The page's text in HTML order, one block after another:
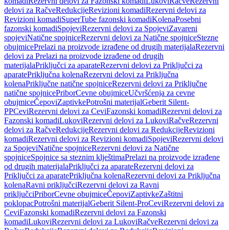
delovi za RačveRedukcijeRevizioni komadiRezervni delovi za
Revizioni komadiSuperTube fazonski komadiKolenaPosebni
fazonski komadiSpojeviRezervni delovi za SpojeviZavareni
spojeviNatične spojniceRezervni delovi za Natične spojniceStezne
obujmicePrelazi na proizvode izrađene od drugih materijalaRezervni
delovi za Prelazi na proizvode izrađene od drugih
materijalaPriključci za aparateRezervni delovi za Priključci za
aparatePriključna kolenaRezervni delovi za Priključna
kolenaPriključne natične spojniceRezervni delovi za Priključne
natične spojnicePriborCevne obujmiceUčvršćenja za cevne
obujmiceČepoviZaptivkePotrošni materijalGeberit Silent-
PPCeviRezervni delovi za CeviFazonski komadiRezervni delovi za
Fazonski komadiLukoviRezervni delovi za LukoviRačveRezervni
delovi za RačveRedukcijeRezervni delovi za RedukcijeRevizioni
komadiRezervni delovi za Revizioni komadiSpojeviRezervni delovi
za SpojeviNatične spojniceRezervni delovi za Natične
spojniceSpojnice sa steznim klještimaPrelazi na proizvode izrađene
od drugih materijalaPriključci za aparateRezervni delovi za
Priključci za aparatePriključna kolenaRezervni delovi za Priključna
kolenaRavni priključciRezervni delovi za Ravni
priključciPriborCevne obujmiceČepoviZaptivkeZaštitni
poklopacPotrošni materijalGeberit Silent-ProCeviRezervni delovi za
CeviFazonski komadiRezervni delovi za Fazonski
komadiLukoviRezervni delovi za LukoviRačveRezervni delovi za